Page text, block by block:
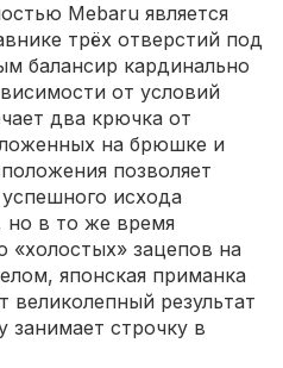
Mebaru является
трёх отверстий под
балансир кардинально
от условий
два крючка от
на брюшке и
позволяет
исхода
но в то же время
«холостых» зацепов на
японская приманка
великолепный результат
занимает строчку в